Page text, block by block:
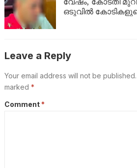
ഒടുവിൽ കോടികളുടെ
Leave a Reply
Your email address will not be published.
marked *
Comment *